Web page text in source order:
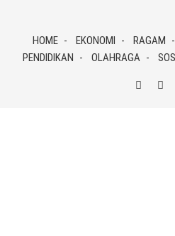
contentHOME EKONOMI RAGAM
PENDIDIKAN
OLAHRAGA